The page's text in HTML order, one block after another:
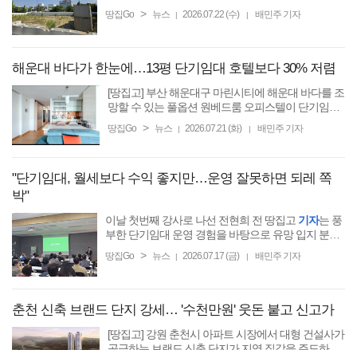
동)
엔드 주거단지로 개발하는 방안을 검토하고 있다. 백
땅집Go > 뉴스 2026.07.22 (수) 배민주 기자
해운대 바다가 한눈에…13평 단기임대 호텔보다 30% 저렴
[땅집고] 부산 해운대구 마린시티에 해운대 바다를 조
망할 수 있는 풀옵션 원베드룸 오피스텔이 단기임대
코 일대 업부 출장자나 부산에서 한 달 살기를 원하는
땅집Go > 뉴스 2026.07.21 (화) 배민주 기자
"단기임대, 월세보다 수익 좋지만…운영 잘못하면 되레 쪽
박"
이날 첫번째 강사로 나선 전현희 전 땅집고 기자는 풍
부한 단기임대 운영 경험을 바탕으로 유망 입지 분석
땅집Go > 뉴스 | 2026.07.17 (금) | 배민주 기자
춘천 신축 브랜드 단지 강세… '수천만원' 웃돈 붙고 신고가
[땅집고] 강원 춘천시 아파트 시장에서 대형 건설사가